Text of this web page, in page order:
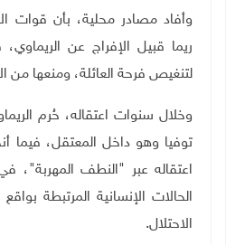
وأفاد مصادر محلية، بأن قوات
ريما قبيل الإفراج عن
لتنغيص فرحة العائلة، ومنعها من
وخلال سنوات اعتقاله، حُرم
توفيا وهو داخل المعتقل، فيما
اعتقاله عبر "النطف
الحالات الإنسانية المرتبطة
الاحتلال.